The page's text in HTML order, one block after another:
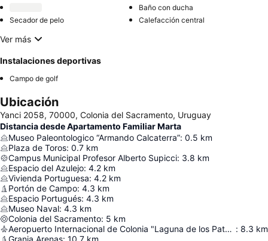
Baño con ducha
Secador de pelo
Calefacción central
Ver más
Instalaciones deportivas
Campo de golf
Ubicación
Yanci 2058, 70000, Colonia del Sacramento, Uruguay
Distancia desde Apartamento Familiar Marta
Museo Paleontologico “Armando Calcaterra”: 0.5 km
Plaza de Toros: 0.7 km
Campus Municipal Profesor Alberto Supicci: 3.8 km
Espacio del Azulejo: 4.2 km
Vivienda Portuguesa: 4.2 km
Portón de Campo: 4.3 km
Espacio Portugués: 4.3 km
Museo Naval: 4.3 km
Colonia del Sacramento: 5 km
Aeropuerto Internacional de Colonia "Laguna de los Patos" : 8.3 km
Granja Arenas: 10.7 km